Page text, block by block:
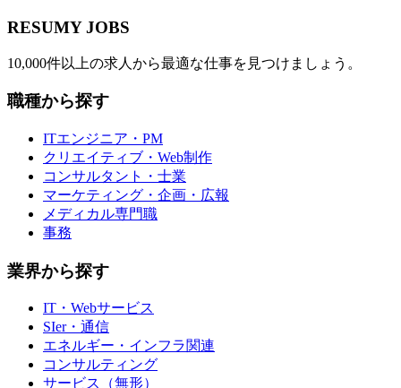
RESUMY JOBS
10,000件以上の求人から最適な仕事を見つけましょう。
職種から探す
ITエンジニア・PM
クリエイティブ・Web制作
コンサルタント・士業
マーケティング・企画・広報
メディカル専門職
事務
業界から探す
IT・Webサービス
SIer・通信
エネルギー・インフラ関連
コンサルティング
サービス（無形）